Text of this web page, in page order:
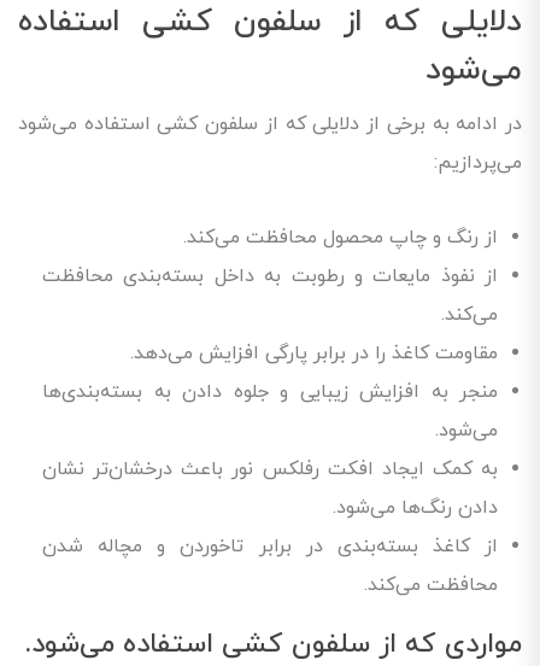
دلایلی که از سلفون کشی استفاده
می‌شود
در ادامه به برخی از دلایلی که از سلفون کشی استفاده می‌شود
می‌پردازیم:
از رنگ و چاپ محصول محافظت می‌کند.
از نفوذ مایعات و رطوبت به داخل بسته‌بندی محافظت
می‌کند.
مقاومت کاغذ را در برابر پارگی افزایش می‌دهد.
منجر به افزایش زیبایی و جلوه دادن به بسته‌بندی‌ها
می‌شود.
به کمک ایجاد افکت رفلکس نور باعث درخشان‌تر نشان
دادن رنگ‌ها می‌شود.
از کاغذ بسته‌بندی در برابر تاخوردن و مچاله شدن
محافظت می‌کند.
مواردی که از سلفون کشی استفاده می‌شود.